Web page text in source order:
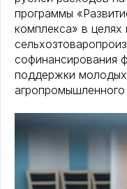
программы
комплекса» в
софинансирования
поддержки молодых